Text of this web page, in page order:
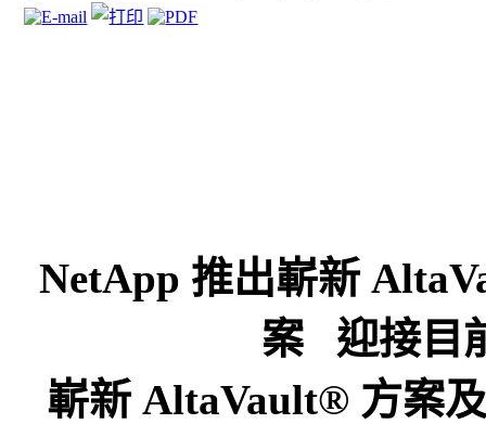
NetApp 推出嶄新
案 迎接目
嶄新 AltaVault® 方案